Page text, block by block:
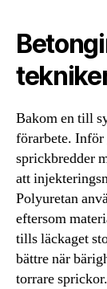
Bakom en till
förarbete. Inför
sprickbredder
att
Polyuretan
eftersom
tills läckaget
bättre när
torrare sprickor.